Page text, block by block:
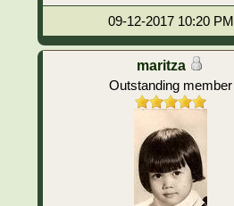
09-12-2017 10:20 PM
maritza
Outstanding member